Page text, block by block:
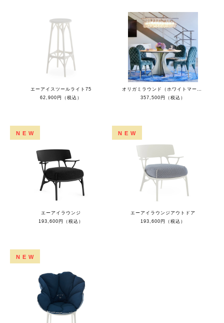
エーアイスツールライト75
62,900円（税込）
オリガミラウンド（ホワイトマーブルトップ）
357,500円（税込）
NEW
エーアイラウンジ
193,600円（税込）
NEW
エーアイラウンジアウトドア
193,600円（税込）
NEW